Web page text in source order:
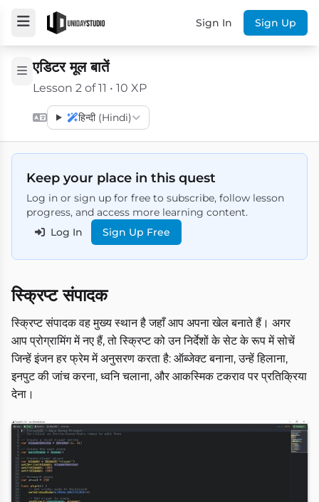
Sign In Sign Up
एडिटर मूल बातें
Lesson 2 of 11 • 10 XP
हिन्दी (Hindi)
Keep your place in this quest
Log in or sign up for free to subscribe, follow lesson
progress, and access more learning content.
Log In
Sign Up Free
स्क्रिप्ट संपादक
स्क्रिप्ट संपादक वह मुख्य स्थान है जहाँ आप अपना खेल बनाते हैं। अगर
आप प्रोग्रामिंग में नए हैं, तो स्क्रिप्ट को उन निर्देशों के सेट के रूप में सोचें
जिन्हें इंजन हर फ्रेम में अनुसरण करता है: ऑब्जेक्ट बनाना, उन्हें हिलाना,
इनपुट की जांच करना, ध्वनि चलाना, और आकस्मिक टकराव पर प्रतिक्रिया
देना।